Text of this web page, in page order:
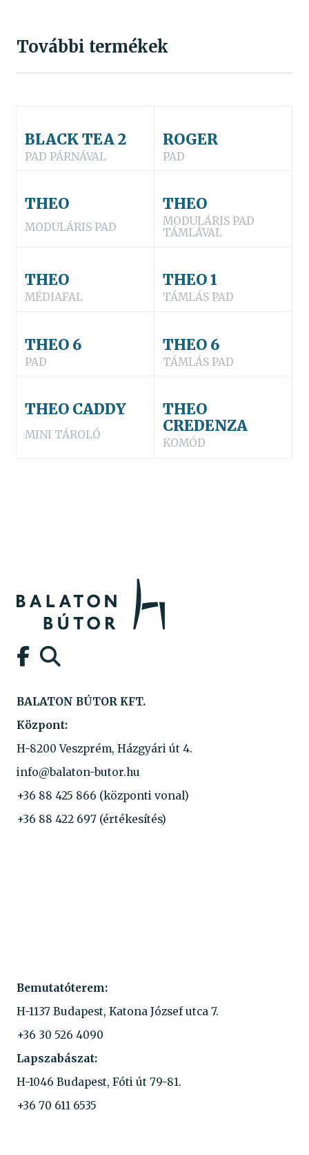
További termékek
BLACK TEA 2
PAD PÁRNÁVAL
ROGER
PAD
THEO
MODULÁRIS PAD
THEO
MODULÁRIS PAD
TÁMLÁVAL
THEO
MÉDIAFAL
THEO 1
TÁMLÁS PAD
THEO 6
PAD
THEO 6
TÁMLÁS PAD
THEO CADDY
MINI TÁROLÓ
THEO
CREDENZA
KOMÓD
BALATON BÚTOR KFT.
Központ:
H-8200 Veszprém, Házgyári út 4.
info@balaton-butor.hu
+36 88 425 866 (központi vonal)
+36 88 422 697(értékesítés)
Bemutatóterem:
H-1137 Budapest, Katona József utca 7.
+36 30 526 4090
Lapszabászat:
H-1046 Budapest, Fóti út 79-81.
+36 70 611 6535